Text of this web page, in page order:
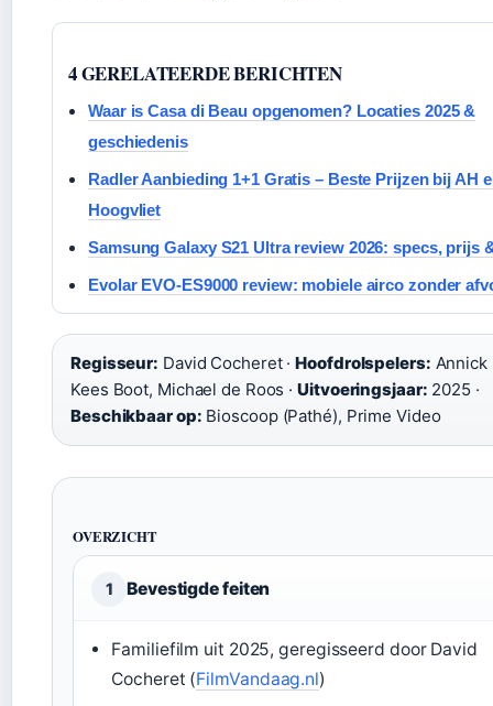
4 GERELATEERDE BERICHTEN
Waar is Casa di Beau opgenomen? Locaties 2025 &
geschiedenis
Radler Aanbieding 1+1 Gratis – Beste Prijzen bij AH
Hoogvliet
Samsung Galaxy S21 Ultra review 2026: specs, prijs
Evolar EVO-ES9000 review: mobiele airco zonder
Regisseur: David Cocheret ·Hoofdrolspelers: Annick
Kees Boot, Michael de Roos ·Uitvoeringsjaar: 2025 ·
Beschikbaar op: Bioscoop (Pathé), Prime Video
OVERZICHT
1 Bevestigde feiten
Familiefilm uit 2025, geregisseerd door David
Cocheret (FilmVandaag.nl)